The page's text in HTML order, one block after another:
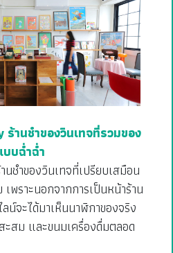
านชำของวินเทจที่รวมของ
บฉ่ำฉ่ำ
ชำของวินเทจที่เปรียบเสมือน
พราะนอกจากการเป็นหน้าร้าน
น์จะได้มาเห็นนาฬิกาของจริง
สม และขนมเครื่องดื่มตลอด